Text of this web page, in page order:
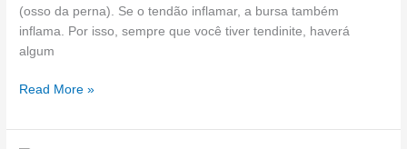
(osso da perna). Se o tendão inflamar, a bursa também
inflama. Por isso, sempre que você tiver tendinite, haverá
algum
Read More »